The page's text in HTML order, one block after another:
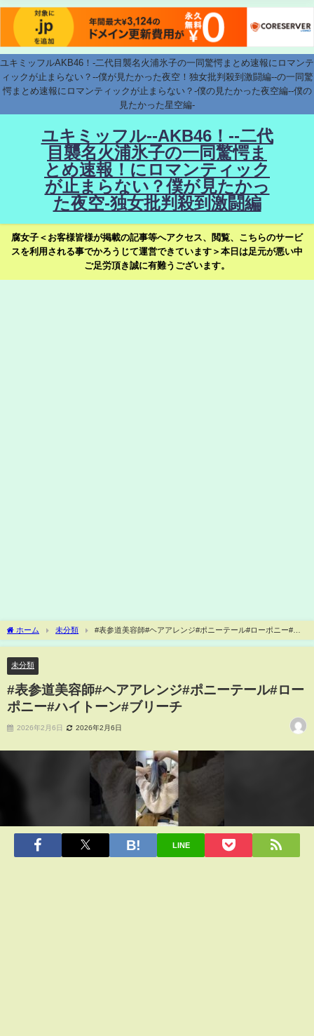
ユキミッフルAKB46！-二代目襲名火浦氷子の一同驚愕まとめ速報にロマンテ
ィックが止まらない？--僕が見たかった夜空！独女批判殺到激闘編--の一同驚
愕まとめ速報にロマンティックが止まらない？-僕の見たかった夜空編--僕の
見たかった星空編-
ユキミッフル--AKB46！--二代
目襲名火浦氷子の一同驚愕ま
とめ速報！にロマンティック
が止まらない？僕が見たかっ
た夜空-独女批判殺到激闘編
腐女子＜お客様皆様が掲載の記事等へアクセス、閲覧、こちらのサービ
スを利用される事でかろうじて運営できています＞本日は足元が悪い中
ご足労頂き誠に有難うございます。
ホーム 未分類
#表参道美容師#ヘアアレンジ#ポニーテール#ローポニー#ハ
イトーン#ブリーチ
未分類
#表参道美容師#ヘアアレンジ#ポニーテール#ロー
ポニー#ハイトーン#ブリーチ
2026年2月6日 2026年2月6日
LINE